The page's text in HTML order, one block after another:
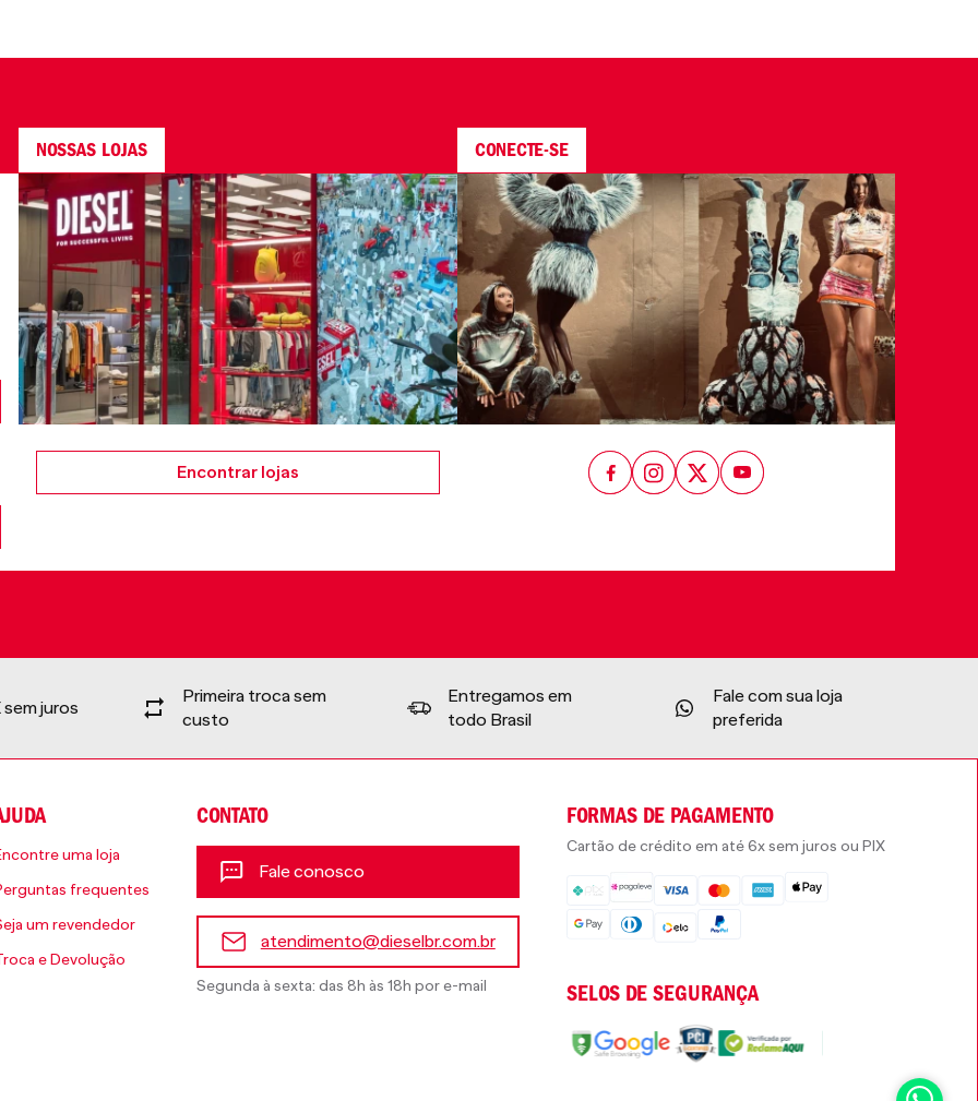
NOSSAS LOJAS
Encontrar lojas
CONECTE-SE
sem juros
Primeira troca sem
custo
Entregamos em
todo Brasil
Fale com sua loja
preferida
uma loja
frequentes
um revendedor
e Devolução
CONTATO
Fale conosco
atendimento@dieselbr.com.br
Segunda à sexta: das 8h às 18h por e-mail
FORMAS DE PAGAMENTO
Cartão de crédito em até 6x sem juros ou PIX
SELOS DE SEGURANÇA